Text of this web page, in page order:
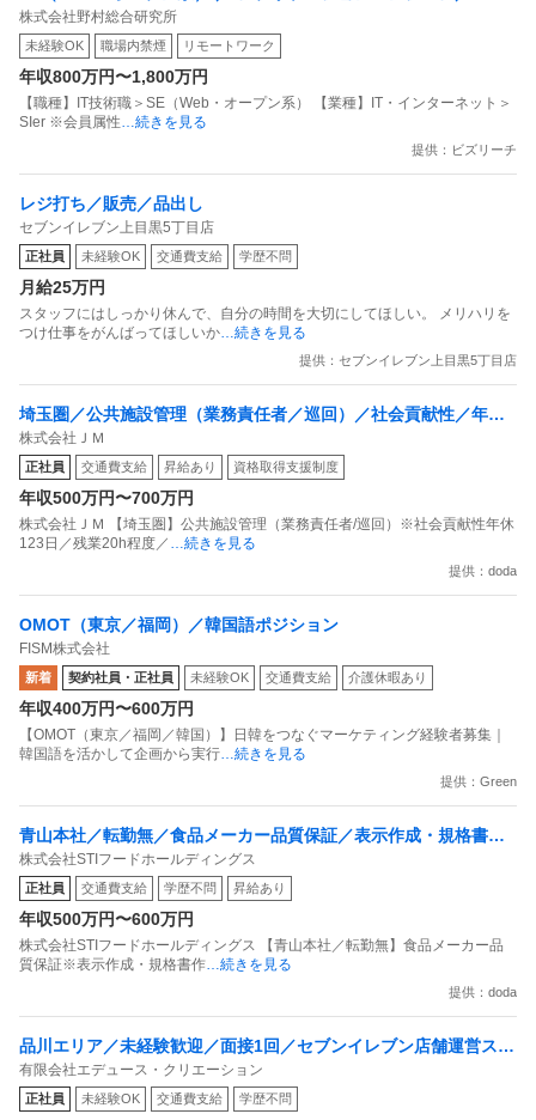
機械学習／データ利活用によるソリューションの提案から開発ま
で
株式会社野村総合研究所
未経験OK 職場内禁煙 リモートワーク
年収800万円〜1,800万円
【職種】IT技術職＞SE（Web・オープン系） 【業種】IT・インターネット＞
SIer ※会員属性…続きを見る
提供：ビズリーチ
レジ打ち／販売／品出し
セブンイレブン上目黒5丁目店
正社員 未経験OK 交通費支給 学歴不問
月給25万円
スタッフにはしっかり休んで、自分の時間を大切にしてほしい。 メリハリを
つけ仕事をがんばってほしいか…続きを見る
提供：セブンイレブン上目黒5丁目店
埼玉圏／公共施設管理（業務責任者／巡回）／社会貢献性／年休1
23日／残業20h程度／福利厚生
株式会社ＪＭ
正社員 交通費支給 昇給あり 資格取得支援制度
年収500万円〜700万円
株式会社ＪＭ 【埼玉圏】公共施設管理（業務責任者/巡回）※社会貢献性年休
123日／残業20h程度／ …続きを見る
提供：doda
OMOT（東京／福岡）／韓国語ポジション
FISM株式会社
新着 契約社員・正社員 未経験OK 交通費支給 介護休暇あり
年収400万円〜600万円
【OMOT（東京／福岡／韓国）】日韓をつなぐマーケティング経験者募集｜
韓国語を活かして企画から実行…続きを見る
提供：Green
青山本社／転勤無／食品メーカー品質保証／表示作成・規格書作
成メイン東証上場／裁量大／残業20h
株式会社STIフードホールディングス
正社員 交通費支給 学歴不問 昇給あり
年収500万円〜600万円
株式会社STIフードホールディングス 【青山本社／転勤無】食品メーカー品
質保証※表示作成・規格書作…続きを見る
提供：doda
品川エリア／未経験歓迎／面接1回／セブンイレブン店舗運営スタ
ッフ（正社員） 将来の店長・幹部候補
有限会社エデュース・クリエーション
正社員 未経験OK 交通費支給 学歴不問